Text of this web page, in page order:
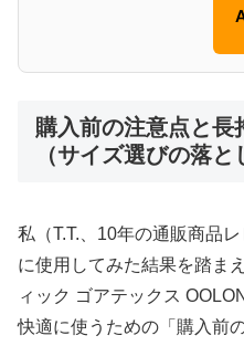
購入前の注意点と長
（サイズ選びの落と
私（T.T.、10年の通販商品
に使用してみた結果を踏ま
ィック ゴアテックス
快適に使うための「購入前